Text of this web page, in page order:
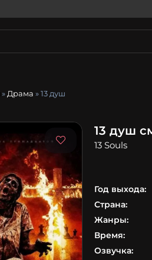
» Драма » 13 душ
13 душ
13 Souls
Год выхода:
Страна:
Жанры:
Время:
Озвучка: